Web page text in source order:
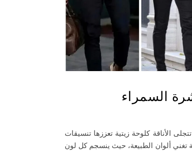
السمراء
الأناقة كلوحة زيتية تعززها تنسيقات
تغني ألوان الطبيعة، حيث ينسجم كل لون